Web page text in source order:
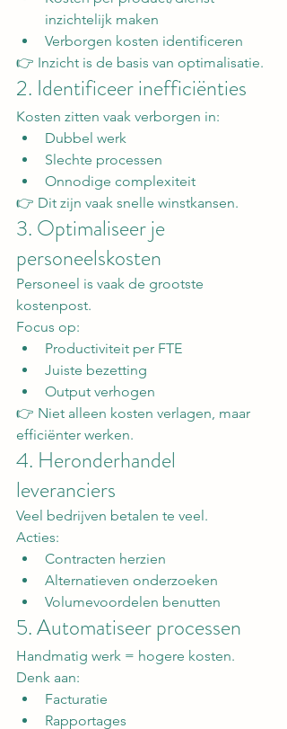
inzichtelijk maken
Verborgen kosten identificeren
👉 Inzicht is de basis van optimalisatie.
2. Identificeer inefficiënties
Kosten zitten vaak verborgen in:
Dubbel werk
Slechte processen
Onnodige complexiteit
👉 Dit zijn vaak snelle winstkansen.
3. Optimaliseer je
personeelskosten
Personeel is vaak de grootste
kostenpost.
Focus op:
Productiviteit per FTE
Juiste bezetting
Output verhogen
👉 Niet alleen kosten verlagen, maar
efficiënter werken.
4. Heronderhandel
leveranciers
Veel bedrijven betalen te veel.
Acties:
Contracten herzien
Alternatieven onderzoeken
Volumevoordelen benutten
5. Automatiseer processen
Handmatig werk = hogere kosten.
Denk aan:
Facturatie
Rapportages